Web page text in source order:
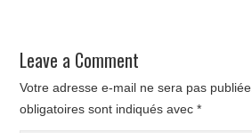
Leave a Comment
Votre adresse e-mail ne sera pas publiée.
obligatoires sont indiqués avec*